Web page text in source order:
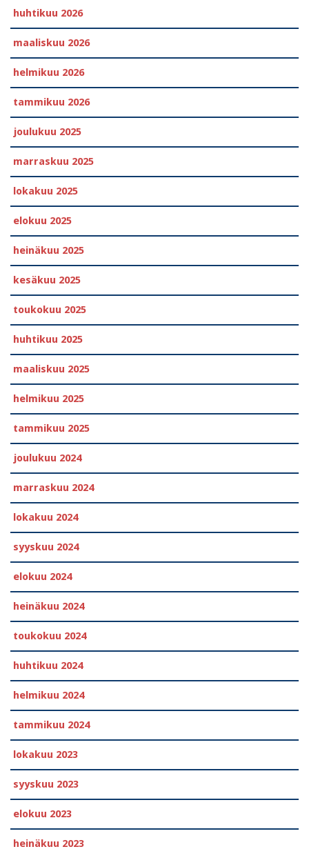
huhtikuu 2026
maaliskuu 2026
helmikuu 2026
tammikuu 2026
joulukuu 2025
marraskuu 2025
lokakuu 2025
elokuu 2025
heinäkuu 2025
kesäkuu 2025
toukokuu 2025
huhtikuu 2025
maaliskuu 2025
helmikuu 2025
tammikuu 2025
joulukuu 2024
marraskuu 2024
lokakuu 2024
syyskuu 2024
elokuu 2024
heinäkuu 2024
toukokuu 2024
huhtikuu 2024
helmikuu 2024
tammikuu 2024
lokakuu 2023
syyskuu 2023
elokuu 2023
heinäkuu 2023